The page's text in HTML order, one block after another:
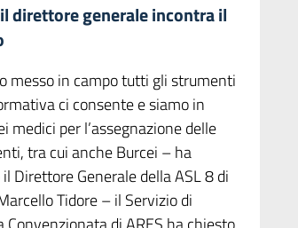
direttore generale incontra il
messo in campo tutti gli strumenti
ci consente e siamo in
medici per l’assegnazione delle
tra cui anche Burcei – ha
Direttore Generale della ASL 8 di
Tidore – il Servizio di